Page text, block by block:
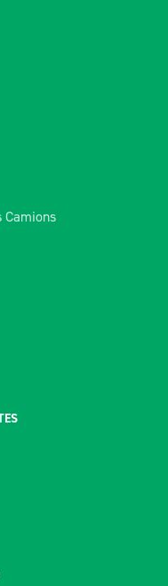
Camions